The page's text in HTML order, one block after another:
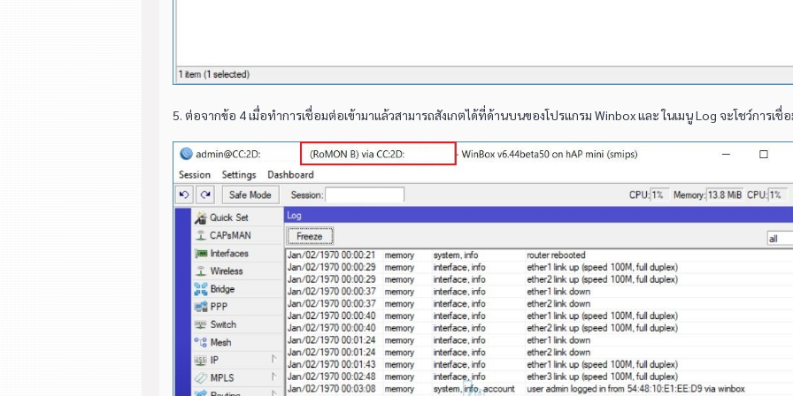
5. ต่อจากข้อ 4 เมื่อทำการเชื่อมต่อเข้ามาแล้วสามารถสังเกตได้ที่ด้านบนของโปรแกรม Winbox และ ในเมนู Log จะโชว์การเชื่